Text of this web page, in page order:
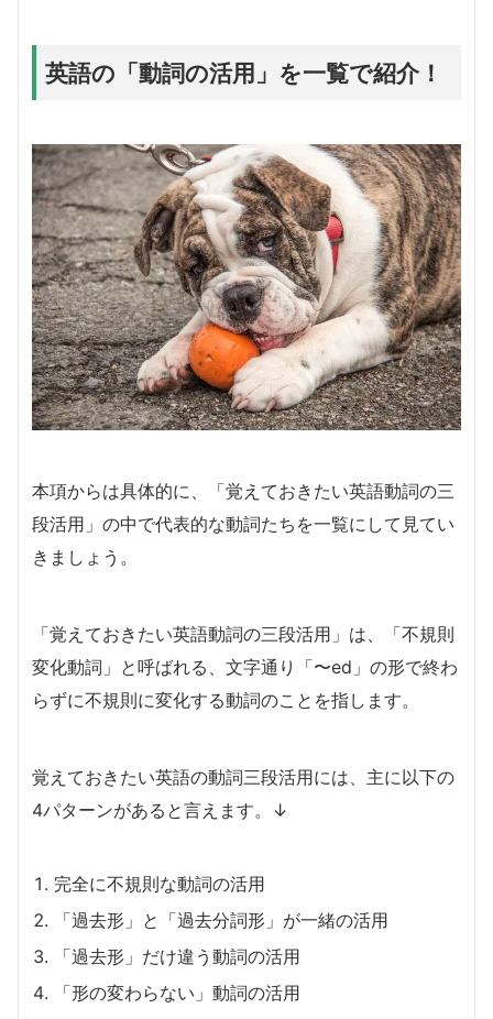
英語の「動詞の活用」を一覧で紹介！
本項からは具体的に、「覚えておきたい英語動詞の三
段活用」の中で代表的な動詞たちを一覧にして見てい
きましょう。
「覚えておきたい英語動詞の三段活用」は、「不規則
変化動詞」と呼ばれる、文字通り「〜ed」の形で終わ
らずに不規則に変化する動詞のことを指します。
覚えておきたい英語の動詞三段活用には、主に以下の
4パターンがあると言えます。↓
完全に不規則な動詞の活用
「過去形」と「過去分詞形」が一緒の活用
「過去形」だけ違う動詞の活用
「形の変わらない」動詞の活用